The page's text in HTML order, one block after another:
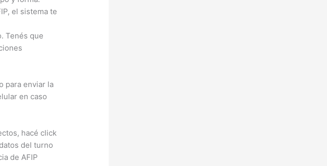
el sistema te
Tenés que
para enviar la
en caso
hacé click
del turno
de AFIP